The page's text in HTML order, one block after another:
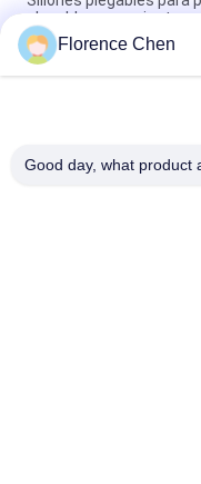
plegable para asientos
Pantallas de telescopio
madera contrachapada
Silla de tela Pantalón
Florence Chen
Good day, what product